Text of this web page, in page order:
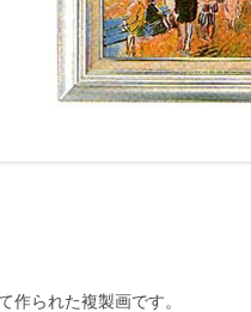
作られた複製画です。